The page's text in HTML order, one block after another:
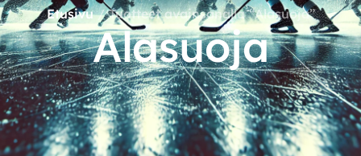
Etusivu/ Tuotteet avainsanalla “Alasuoja”
Alasuoja